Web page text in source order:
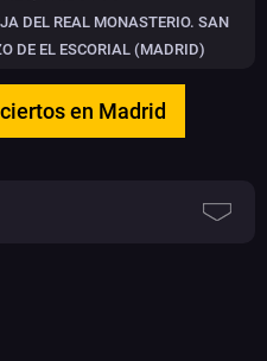
DEL REAL MONASTERIO. SAN
DE EL ESCORIAL (MADRID)
en Madrid